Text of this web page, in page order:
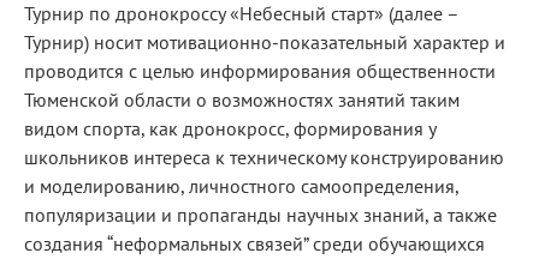
Турнир по дронокроссу «Небесный старт» (далее –
Турнир) носит мотивационно-показательный характер и
проводится с целью информирования общественности
Тюменской области о возможностях занятий таким
видом спорта, как дронокросс, формирования у
школьников интереса к техническому конструированию
и моделированию, личностного самоопределения,
популяризации и пропаганды научных знаний, а также
создания “неформальных связей” среди обучающихся